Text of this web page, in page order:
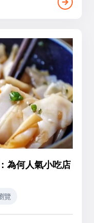
為何人氣小吃店
覽